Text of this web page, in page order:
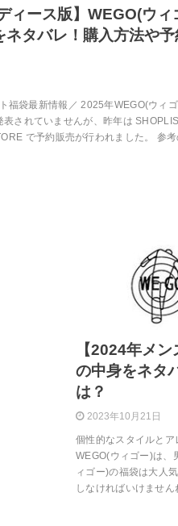
ィース版】WEGO(ウィ
ネタバレ！購入方法や
福袋最新情報／ 2025年WEGO(ウィ
表されていませんが、昨年は
で予約販売が行われました。 参
【2024年メ
の中身をネタ
は？
2023年10月21日
個性的なスタイルと
WEGO(ウィゴー)は、
ィゴー)の福袋は大人
しなければいけませ